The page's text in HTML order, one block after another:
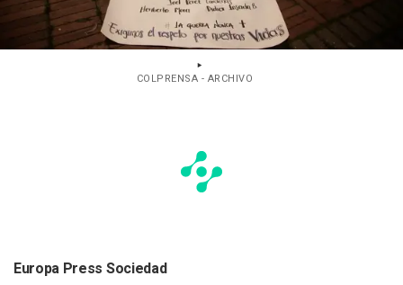
COLPRENSA - ARCHIVO
Europa Press Sociedad